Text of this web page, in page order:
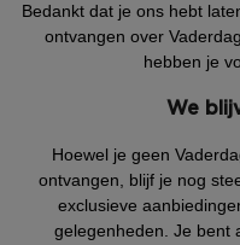
Bedankt dat je ons hebt
ontvangen over
hebben je
We
Hoewel je geen
ontvangen, blijf je nog
exclusieve
gelegenheden. Je bent